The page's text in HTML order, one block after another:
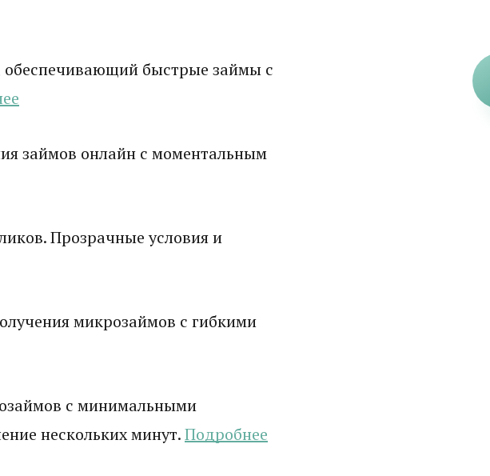
быстрые займы с
займов онлайн с моментальным
Прозрачные условия и
микрозаймов с гибкими
с минимальными
нескольких минут.Подробнее